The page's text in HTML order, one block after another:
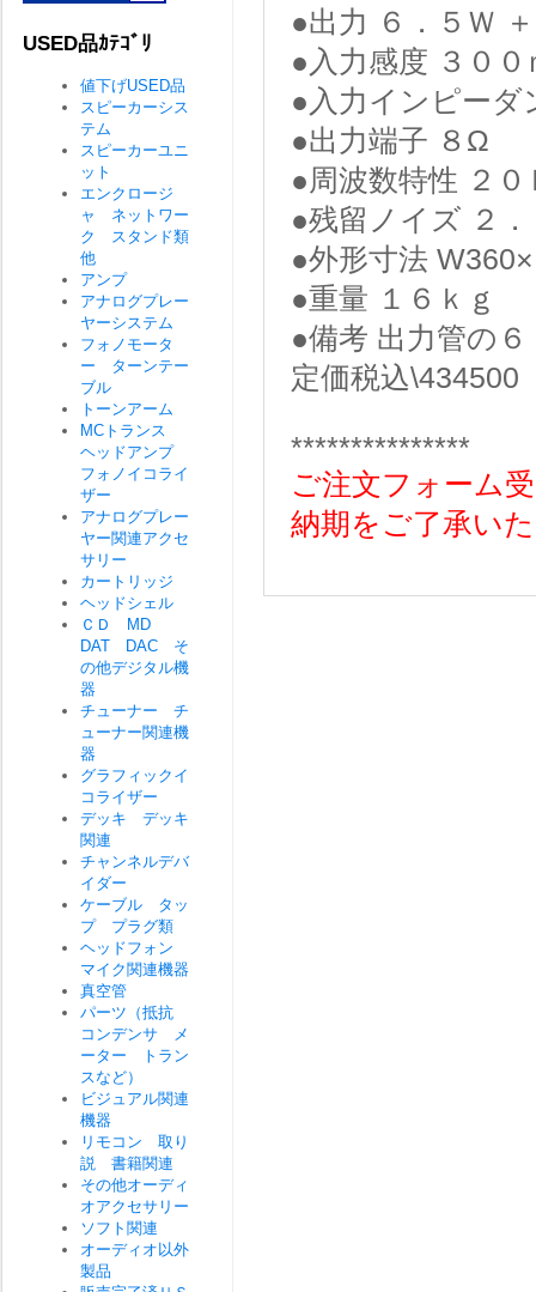
●出力 ６．５Ｗ
●入力感度 ３００
●入力インピー
●出力端子 ８Ω
●周波数特性 ２
●残留ノイズ ２
●外形寸法
●重量 １６ｋｇ
●備考 出力管の
定価税込\434500
***************
ご注文フォーム
納期をご了承い
USED品ｶﾃｺﾞﾘ
値下げUSED品
スピーカーシス
テム
スピーカーユニ
ット
エンクロージ
ャ ネットワー
ク スタンド類
他
アンプ
アナログプレー
ヤーシステム
フォノモータ
ー ターンテー
ブル
トーンアーム
MCトランス
ヘッドアンプ
フォノイコライ
ザー
アナログプレー
ヤー関連アクセ
サリー
カートリッジ
ヘッドシェル
ＣＤ MD
DAT DAC そ
の他デジタル機
器
チューナー チ
ューナー関連機
器
グラフィックイ
コライザー
デッキ デッキ
関連
チャンネルデバ
イダー
ケーブル タッ
プ プラグ類
ヘッドフォン
マイク関連機器
真空管
パーツ（抵抗
コンデンサ メ
ーター トラン
スなど）
ビジュアル関連
機器
リモコン 取り
説 書籍関連
その他オーディ
オアクセサリー
ソフト関連
オーディオ以外
製品